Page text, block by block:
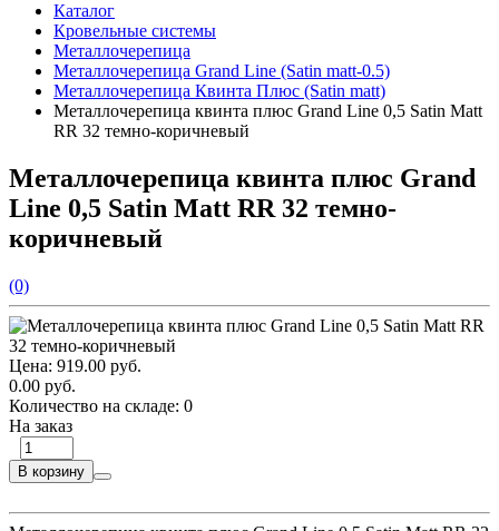
Каталог
Кровельные системы
Металлочерепица
Металлочерепица Grand Line (Satin matt-0.5)
Металлочерепица Квинта Плюс (Satin matt)
Металлочерепица квинта плюс Grand Line 0,5 Satin Мatt
RR 32 темно-коричневый
Металлочерепица квинта плюс Grand
Line 0,5 Satin Мatt RR 32 темно-
коричневый
(0)
Цена: 919.00 руб.
0.00 руб.
Количество на складе: 0
На заказ
В корзину